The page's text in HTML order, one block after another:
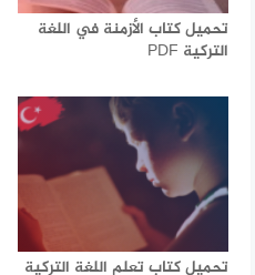
تحميل كتاب الأزمنة في اللغة
التركية PDF
تحميل كتاب تعلم اللغة التركية